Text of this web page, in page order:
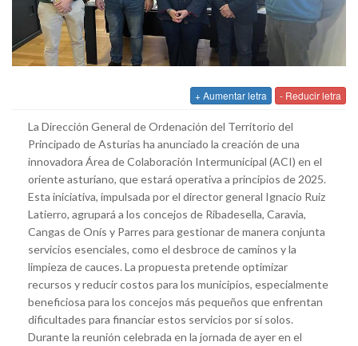
+ Aumentar letra - Reducir letra
La Dirección General de Ordenación del Territorio del
Principado de Asturias ha anunciado la creación de una
innovadora Área de Colaboración Intermunicipal (ACI) en el
oriente asturiano, que estará operativa a principios de 2025.
Esta iniciativa, impulsada por el director general Ignacio Ruiz
Latierro, agrupará a los concejos de Ribadesella, Caravia,
Cangas de Onís y Parres para gestionar de manera conjunta
servicios esenciales, como el desbroce de caminos y la
limpieza de cauces. La propuesta pretende optimizar
recursos y reducir costos para los municipios, especialmente
beneficiosa para los concejos más pequeños que enfrentan
dificultades para financiar estos servicios por sí solos.
Durante la reunión celebrada en la jornada de ayer en el